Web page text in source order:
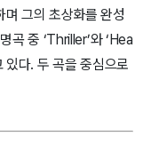
그의 초상화를 완성
곡 중 ‘Thriller’와 ‘Hea
있다. 두 곡을 중심으로